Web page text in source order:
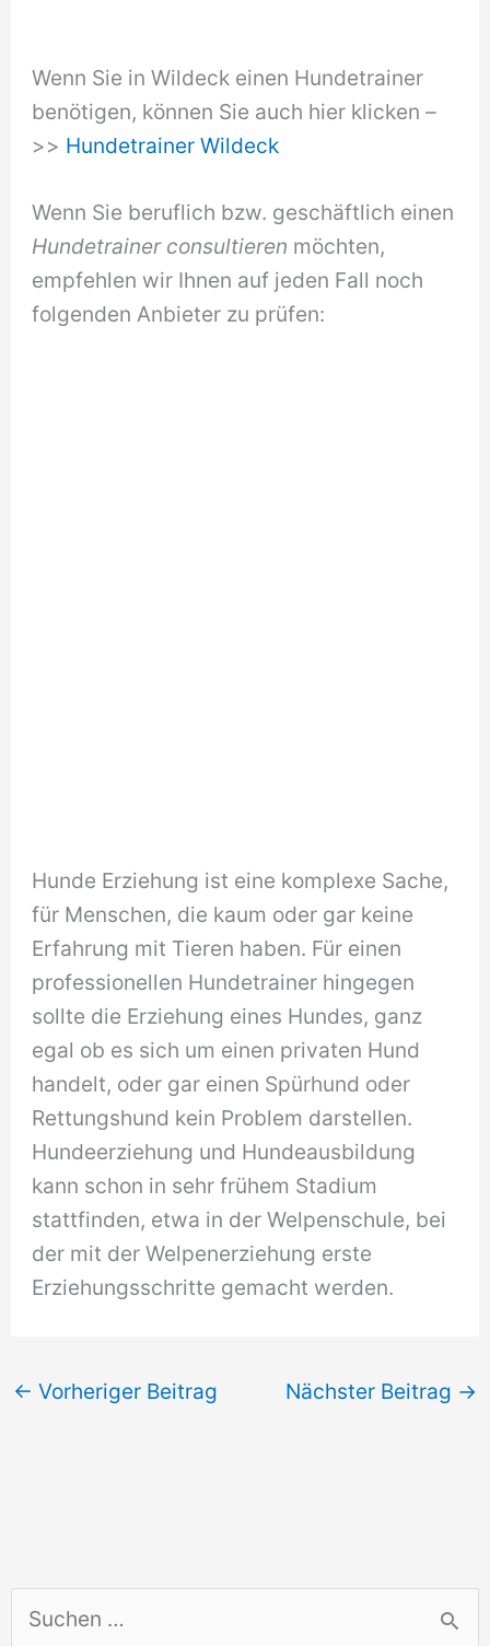
Wenn Sie in Wildeck einen Hundetrainer
benötigen, können Sie auch hier klicken –
>> Hundetrainer Wildeck
Wenn Sie beruflich bzw. geschäftlich einen
Hundetrainer consultieren möchten,
empfehlen wir Ihnen auf jeden Fall noch
folgenden Anbieter zu prüfen:
Hunde Erziehung ist eine komplexe Sache,
für Menschen, die kaum oder gar keine
Erfahrung mit Tieren haben. Für einen
professionellen Hundetrainer hingegen
sollte die Erziehung eines Hundes, ganz
egal ob es sich um einen privaten Hund
handelt, oder gar einen Spürhund oder
Rettungshund kein Problem darstellen.
Hundeerziehung und Hundeausbildung
kann schon in sehr frühem Stadium
stattfinden, etwa in der Welpenschule, bei
der mit der Welpenerziehung erste
Erziehungsschritte gemacht werden.
← Vorheriger Beitrag Nächster Beitrag →